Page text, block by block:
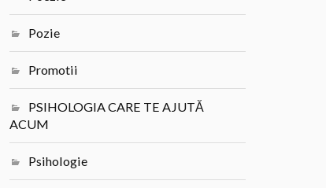
Pozie
Promotii
PSIHOLOGIA CARE TE AJUTĂ
ACUM
Psihologie